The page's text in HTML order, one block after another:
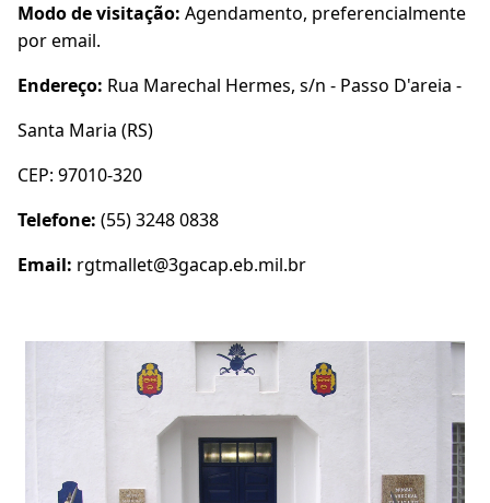
Modo de visitação: Agendamento, preferencialmente
por email.
Endereço: Rua Marechal Hermes, s/n - Passo D'areia -
Santa Maria (RS)
CEP: 97010-320
Telefone: (55) 3248 0838
Email: rgtmallet@3gacap.eb.mil.br